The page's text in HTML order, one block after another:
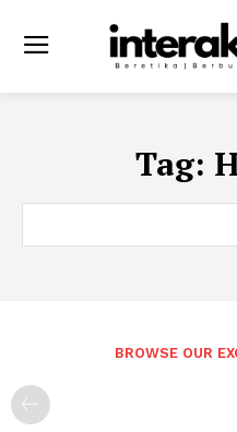
Tag:
BROWSE OUR